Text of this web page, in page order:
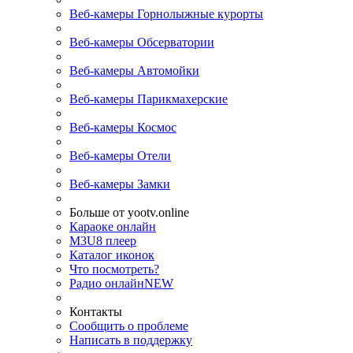
Веб-камеры Горнолыжные курорты
Веб-камеры Обсерватории
Веб-камеры Автомойки
Веб-камеры Парикмахерские
Веб-камеры Космос
Веб-камеры Отели
Веб-камеры Замки
Больше от yootv.online
Караоке онлайн
M3U8 плеер
Каталог иконок
Что посмотреть?
Радио онлайнNEW
Контакты
Сообщить о проблеме
Написать в поддержку